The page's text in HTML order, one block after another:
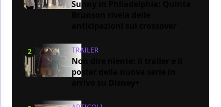
Sunny in Philadelphia: Quinta
2 TRAILER
Non dire niente: il trailer e il
poster della nuova serie in